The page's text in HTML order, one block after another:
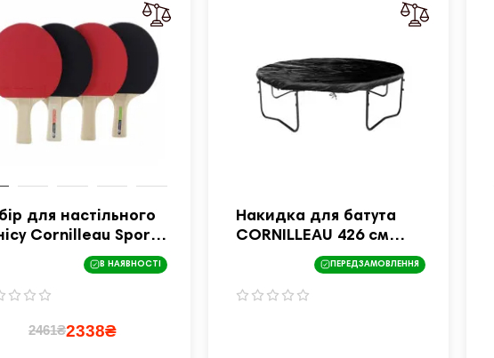
для настільного
Cornilleau Sport
чорно-
В НАЯВНОСТІ
2461₴2338₴
Накидка для батута
CORNILLEAU 426 см
ПЕРЕДЗАМОВЛЕННЯ